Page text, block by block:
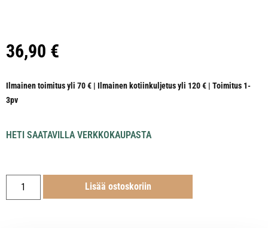
36,90 €
Ilmainen toimitus yli 70 € | Ilmainen kotiinkuljetus yli 120 € | Toimitus 1-
3pv
HETI SAATAVILLA VERKKOKAUPASTA
Lisää ostoskoriin